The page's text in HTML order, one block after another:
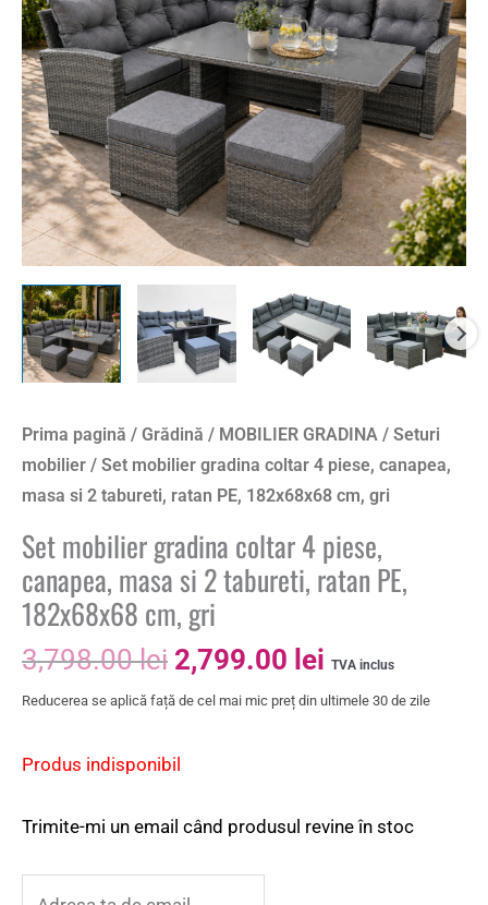
Prima pagină / Grădină / MOBILIER GRADINA / Seturi
mobilier / Set mobilier gradina coltar 4 piese, canapea,
masa si 2 tabureti, ratan PE, 182x68x68 cm, gri
Set mobilier gradina coltar 4 piese,
canapea, masa si 2 tabureti, ratan PE,
182x68x68 cm, gri
3,798.00lei 2,799.00 lei TVA inclus
Reducerea se aplică față de cel mai mic preț din ultimele 30 de zile
Produs indisponibil
Trimite-mi un email când produsul revine în stoc